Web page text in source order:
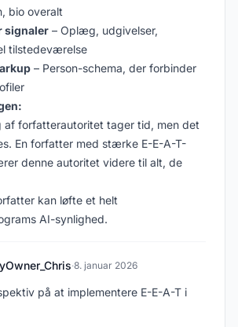
bio overalt
signaler – Oplæg, udgivelser,
tilstedeværelse
– Person-schema, der forbinder
af forfatterautoritet tager tid, men det
En forfatter med stærke E-E-A-T-
denne autoritet videre til alt, de
kan løfte et helt
AI-synlighed.
·8. januar 2026
på at implementere E-E-A-T i